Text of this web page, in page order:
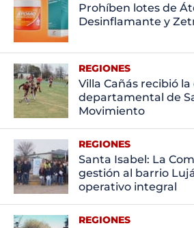
Prohíben lotes de
Desinflamante y
REGIONES
Villa Cañás recibió
departamental de
Movimiento
REGIONES
Santa Isabel: La
gestión al barrio
operativo integral
REGIONES